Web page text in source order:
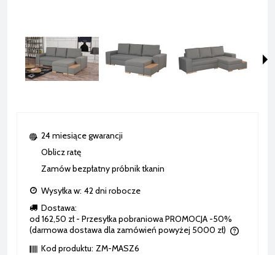
24 miesiące gwarancji
Oblicz ratę
Zamów bezpłatny próbnik tkanin
Wysyłka w: 42 dni robocze
Dostawa:
od 162,50 zł - Przesyłka pobraniowa PROMOCJA -50%
(darmowa dostawa dla zamówień powyżej 5000 zł)
Cena nie zawiera ewentualnych kosztów płatności
Kod produktu: ZM-MASZ6